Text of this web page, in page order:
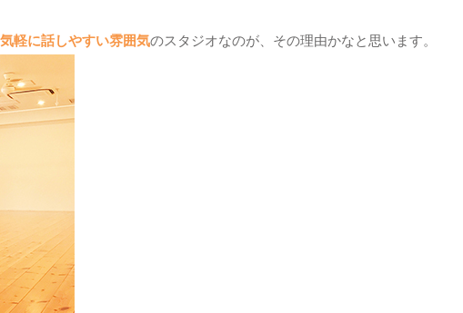
軽に話しやすい雰囲気のスタジオなのが、その理由かなと思います。